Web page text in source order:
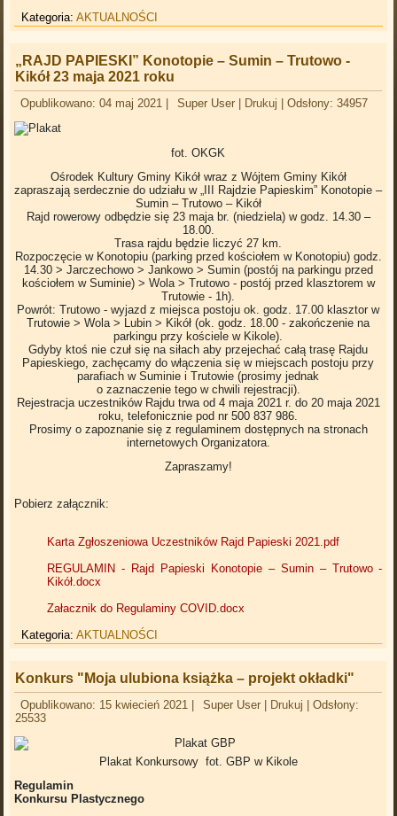
Kategoria:AKTUALNOŚCI
„RAJD PAPIESKI” Konotopie – Sumin – Trutowo -
Kikół 23 maja 2021 roku
Opublikowano: 04 maj 2021 Super User Drukuj |Odsłony: 34957
fot. OKGK
Ośrodek Kultury Gminy Kikół wraz z Wójtem Gminy Kikół
zapraszają serdecznie do udziału w „III Rajdzie Papieskim” Konotopie –
Sumin – Trutowo – Kikół
Rajd rowerowy odbędzie się 23 maja br. (niedziela) w godz. 14.30 –
18.00.
Trasa rajdu będzie liczyć 27 km.
Rozpoczęcie w Konotopiu (parking przed kościołem w Konotopiu) godz.
14.30 > Jarczechowo > Jankowo > Sumin (postój na parkingu przed
kościołem w Suminie) > Wola > Trutowo - postój przed klasztorem w
Trutowie - 1h).
Powrót: Trutowo - wyjazd z miejsca postoju ok. godz. 17.00 klasztor w
Trutowie > Wola > Lubin > Kikół (ok. godz. 18.00 - zakończenie na
parkingu przy kościele w Kikole).
Gdyby ktoś nie czuł się na siłach aby przejechać całą trasę Rajdu
Papieskiego, zachęcamy do włączenia się w miejscach postoju przy
parafiach w Suminie i Trutowie (prosimy jednak
o zaznaczenie tego w chwili rejestracji).
Rejestracja uczestników Rajdu trwa od 4 maja 2021 r. do 20 maja 2021
roku, telefonicznie pod nr 500 837 986.
Prosimy o zapoznanie się z regulaminem dostępnych na stronach
internetowych Organizatora.
Zapraszamy!
Pobierz załącznik:
Karta Zgłoszeniowa Uczestników Rajd Papieski 2021.pdf
REGULAMIN - Rajd Papieski Konotopie – Sumin – Trutowo -
Kikół.docx
Załacznik do Regulaminy COVID.docx
Kategoria:AKTUALNOŚCI
Konkurs "Moja ulubiona książka – projekt okładki"
Opublikowano: 15 kwiecień 2021 Super User Drukuj |Odsłony:
25533
Plakat Konkursowy fot. GBP w Kikole
Regulamin
Konkursu Plastycznego